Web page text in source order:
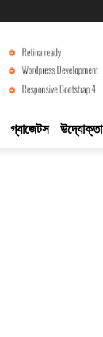
গ্যাজেটস উদ্যোক্তা